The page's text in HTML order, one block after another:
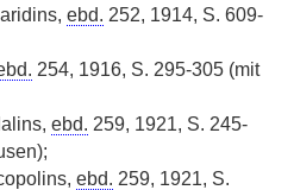
ebd. 252, 1914, S. 609-
254, 1916, S. 295-305 (mit
ebd. 259, 1921, S. 245-
ebd. 259, 1921, S.